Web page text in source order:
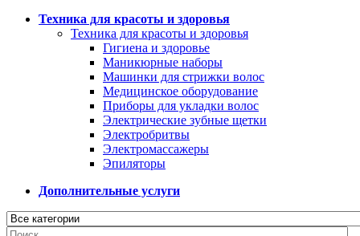
Техника для красоты и здоровья
Техника для красоты и здоровья
Гигиена и здоровье
Маникюрные наборы
Машинки для стрижки волос
Медицинское оборудование
Приборы для укладки волос
Электрические зубные щетки
Электробритвы
Электромассажеры
Эпиляторы
Дополнительные услуги